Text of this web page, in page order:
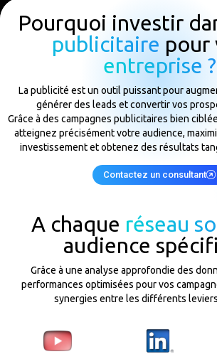
Pourquoi investir
publicitaire pour
entreprise ?
La publicité est un outil puissant pour
générer des leads et convertir vos
Grâce à des campagnes publicitaires bien
atteignez précisément votre audience,
investissement et obtenez des résultats
Contactez un consultant
A chaque réseau
audience
Grâce à une analyse approfondie des
performances optimisées pour vos
synergies entre les différents